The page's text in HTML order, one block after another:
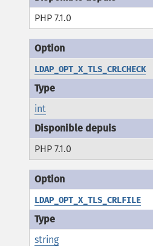
PHP 7.1.0
LDAP_OPT_X_TLS_CRLCHECK
int
PHP 7.1.0
LDAP_OPT_X_TLS_CRLFILE
string